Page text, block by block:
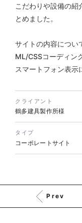
サイト制作
#メーカー・製造業・工業・
#HTML/CSSコーディング
#レスポンシブWebデザイン
株式会社三共様 さん
こだわりや設備の紹
とめました。
サイトの内容につい
ML/CSSコーディン
スマートフォン表示
クライアント
鶴多建具製作所様
タイプ
コーポレートサイト
Prev